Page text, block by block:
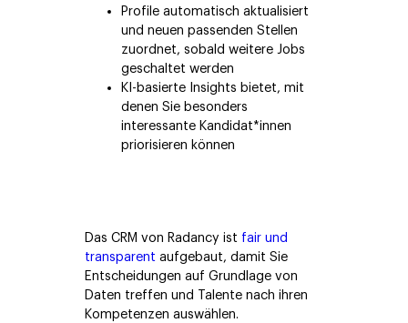
Profile automatisch aktualisiert
und neuen passenden Stellen
zuordnet, sobald weitere Jobs
geschaltet werden
KI-basierte Insights bietet, mit
denen Sie besonders
interessante Kandidat*innen
priorisieren können
Das CRM von Radancy ist fair und
transparent aufgebaut, damit Sie
Entscheidungen auf Grundlage von
Daten treffen und Talente nach ihren
Kompetenzen auswählen.